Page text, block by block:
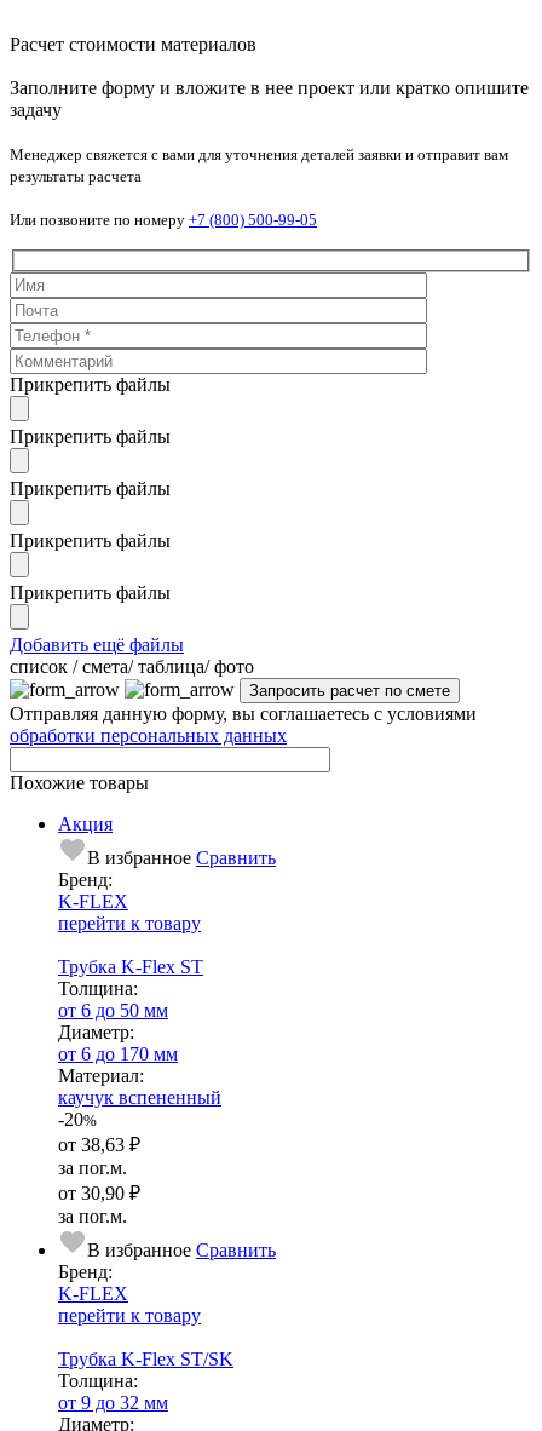
Расчет стоимости материалов
Заполните форму и вложите в нее проект или кратко опишите
задачу
Менеджер свяжется с вами для уточнения деталей заявки и отправит вам
результаты расчета
Или позвоните по номеру +7 (800) 500-99-05
Прикрепить файлы
Прикрепить файлы
Прикрепить файлы
Прикрепить файлы
Прикрепить файлы
Добавить ещё файлы
cписок / смета/ таблица/ фото
Отправляя данную форму, вы соглашаетесь с условиями
обработки персональных данных
Похожие товары
Акция
В избранное Сравнить
Бренд:
K-FLEX
перейти к товару
Трубка K-Flex ST
Тол­щи­на:
от 6 до 50 мм
Диаметр:
от 6 до 170 мм
Ма­­те­­ри­­ал:
каучук вспененный
-20%
от 38,63 ₽
за пог.м.
от 30,90 ₽
за пог.м.
В избранное Сравнить
Бренд:
K-FLEX
перейти к товару
Трубка K-Flex ST/SK
Тол­щи­на:
от 9 до 32 мм
Диаметр: